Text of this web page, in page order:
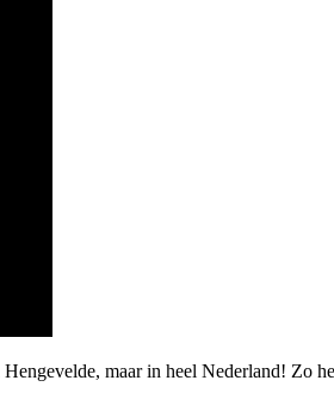
maar in heel Nederland! Zo